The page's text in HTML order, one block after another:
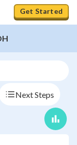
Get Started
Next Steps